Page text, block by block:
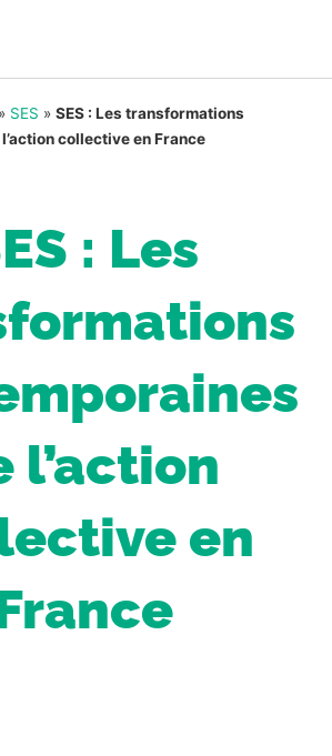
» SES » SES : Les transformations
collective en France
: Les
l’action
en